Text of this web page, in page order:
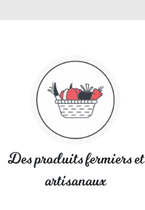
Des produits fermiers et
artisanaux